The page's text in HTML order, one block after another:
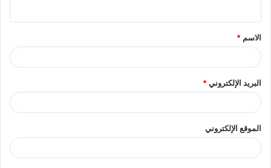
ق
*
الاسم *
البريد الإلكتروني*
الموقع الإلكتروني